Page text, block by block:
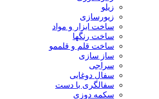
زیلو
زیورسازی
ساخت ابزار و مواد
ساخت رنگها
ساخت قلم و قلممو
ساز سازی
سراجی
سفال دوغابی
سفالگری با دست
سکمه دوزی